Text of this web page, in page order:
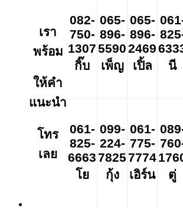
เรา
พร้อม
ให้คำ
แนะนำ
โทร
เลย
082-
750-
1307
กิ๊บ
065-
896-
5590
เพ็ญ
065-
896-
2469
เปิ้ล
นี
061-
825-
6663
โย
099-
224-
7825
กุ้ง
061-
775-
7774
เอิร์น
ตู่